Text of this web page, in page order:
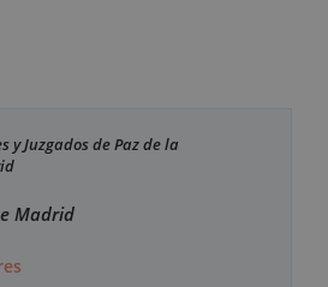
y Juzgados de Paz de la
Madrid